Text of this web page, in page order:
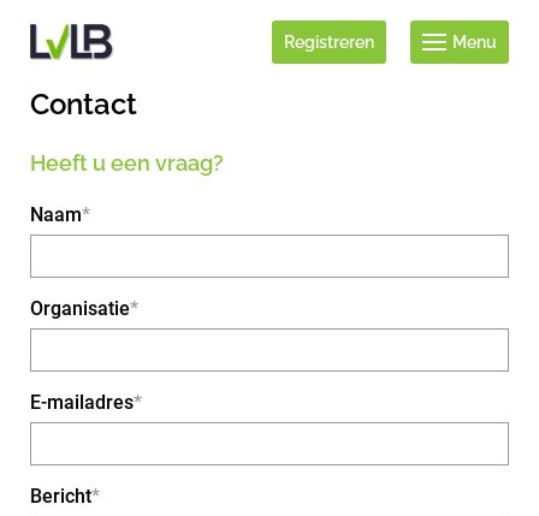
Registreren Menu
Contact
Heeft u een vraag?
Naam
Organisatie
E-mailadres
Bericht